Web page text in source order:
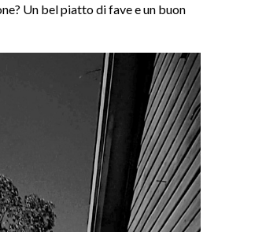
Un bel piatto di fave e un buon